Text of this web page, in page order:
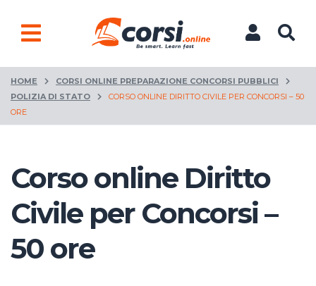
HOME
CORSI ONLINE PREPARAZIONE CONCORSI PUBBLICI
POLIZIA DI STATO
CORSO ONLINE DIRITTO CIVILE PER CONCORSI – 50
ORE
Corso online Diritto
Civile per Concorsi –
50 ore